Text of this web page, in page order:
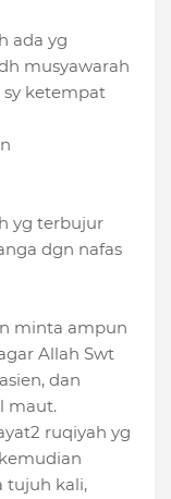
ada yg
musyawarah
ketempat
yg terbujur
dgn nafas
minta ampun
Allah Swt
dan
maut.
ruqiyah yg
tujuh kali,